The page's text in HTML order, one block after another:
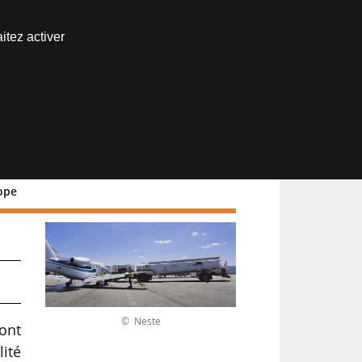
© Neste
activer